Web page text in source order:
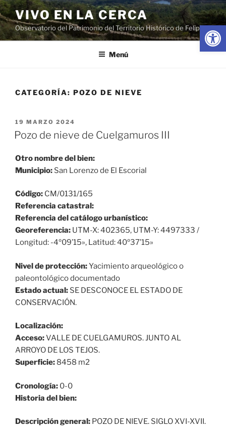
Abrir
Saltar
al
contenido
VIVO EN LA CERCA
Observatorio del Patrimonio del Territorio Histórico de Felipe II
Menú
CATEGORÍA: POZO DE NIEVE
PUBLICADO
EL
19 MARZO 2024
Pozo de nieve de Cuelgamuros III
Otro nombre del bien:
Municipio: San Lorenzo de El Escorial
Código: CM/0131/165
Referencia catastral:
Referencia del catálogo urbanístico:
Georeferencia: UTM-X: 402365, UTM-Y: 4497333 /
Longitud: -4º09’15», Latitud: 40º37’15»
Nivel de protección:Yacimiento arqueológico o
paleontológico documentado
Estado actual: SE DESCONOCE EL ESTADO DE
CONSERVACIÓN.
Localización:
Acceso:VALLE DE CUELGAMUROS. JUNTO AL
ARROYO DE LOS TEJOS.
Superficie: 8458 m2
Cronología: 0-0
Historia del bien:
Descripción general: POZO DE NIEVE. SIGLO XVI-XVII.